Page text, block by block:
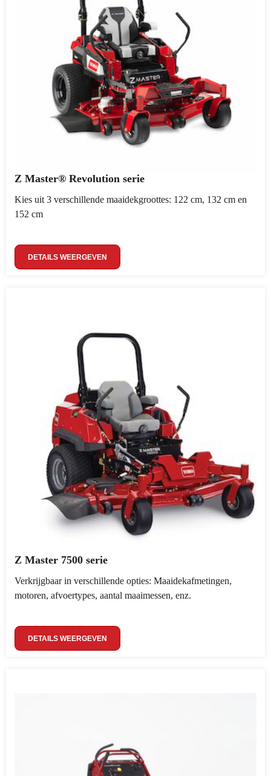
Z Master® Revolution serie
Kies uit 3 verschillende maaidekgroottes: 122 cm, 132 cm en
152 cm
DETAILS WEERGEVEN
Z Master 7500 serie
Verkrijgbaar in verschillende opties: Maaidekafmetingen,
motoren, afvoertypes, aantal maaimessen, enz.
DETAILS WEERGEVEN